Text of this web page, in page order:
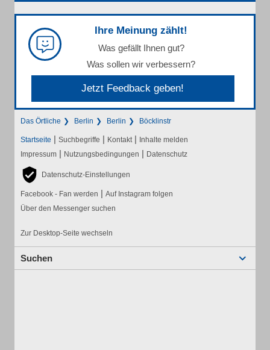
Ihre Meinung zählt!
Was gefällt Ihnen gut?
Was sollen wir verbessern?
Jetzt Feedback geben!
Das Örtliche Berlin Berlin Böcklinstr
Startseite | Suchbegriffe | Kontakt | Inhalte melden
Impressum | Nutzungsbedingungen | Datenschutz
Datenschutz-Einstellungen
Facebook - Fan werden | Auf Instagram folgen
Über den Messenger suchen
Zur Desktop-Seite wechseln
Suchen